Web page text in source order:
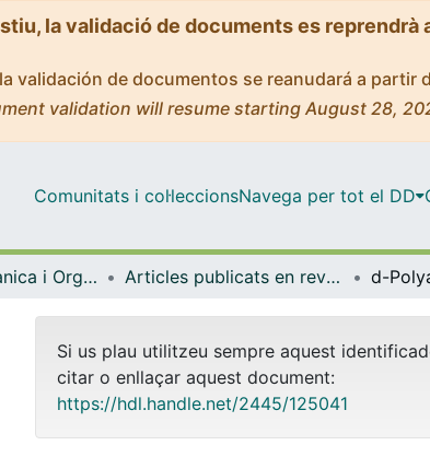
la validació de documents es
validación de documentos se reanudará a
validation will resume starting August 28,
Comunitats i col·leccionsNavega per tot el DD
Química Inorgànica i Orgànica Articles publicats en revistes (Química Inorgànica i Orgànica)
Si us plau utilitzeu sempre aquest
citar o enllaçar aquest document:
https://hdl.handle.net/2445/125041